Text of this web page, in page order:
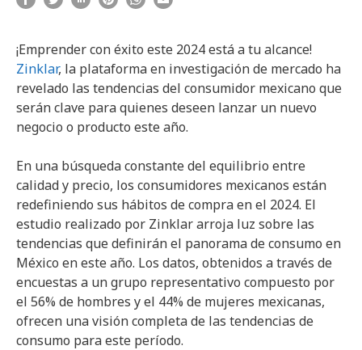
¡Emprender con éxito este 2024 está a tu alcance!
Zinklar, la plataforma en investigación de mercado ha
revelado las tendencias del consumidor mexicano que
serán clave para quienes deseen lanzar un nuevo
negocio o producto este año.
En una búsqueda constante del equilibrio entre
calidad y precio, los consumidores mexicanos están
redefiniendo sus hábitos de compra en el 2024. El
estudio realizado por Zinklar arroja luz sobre las
tendencias que definirán el panorama de consumo en
México en este año. Los datos, obtenidos a través de
encuestas a un grupo representativo compuesto por
el 56% de hombres y el 44% de mujeres mexicanas,
ofrecen una visión completa de las tendencias de
consumo para este período.